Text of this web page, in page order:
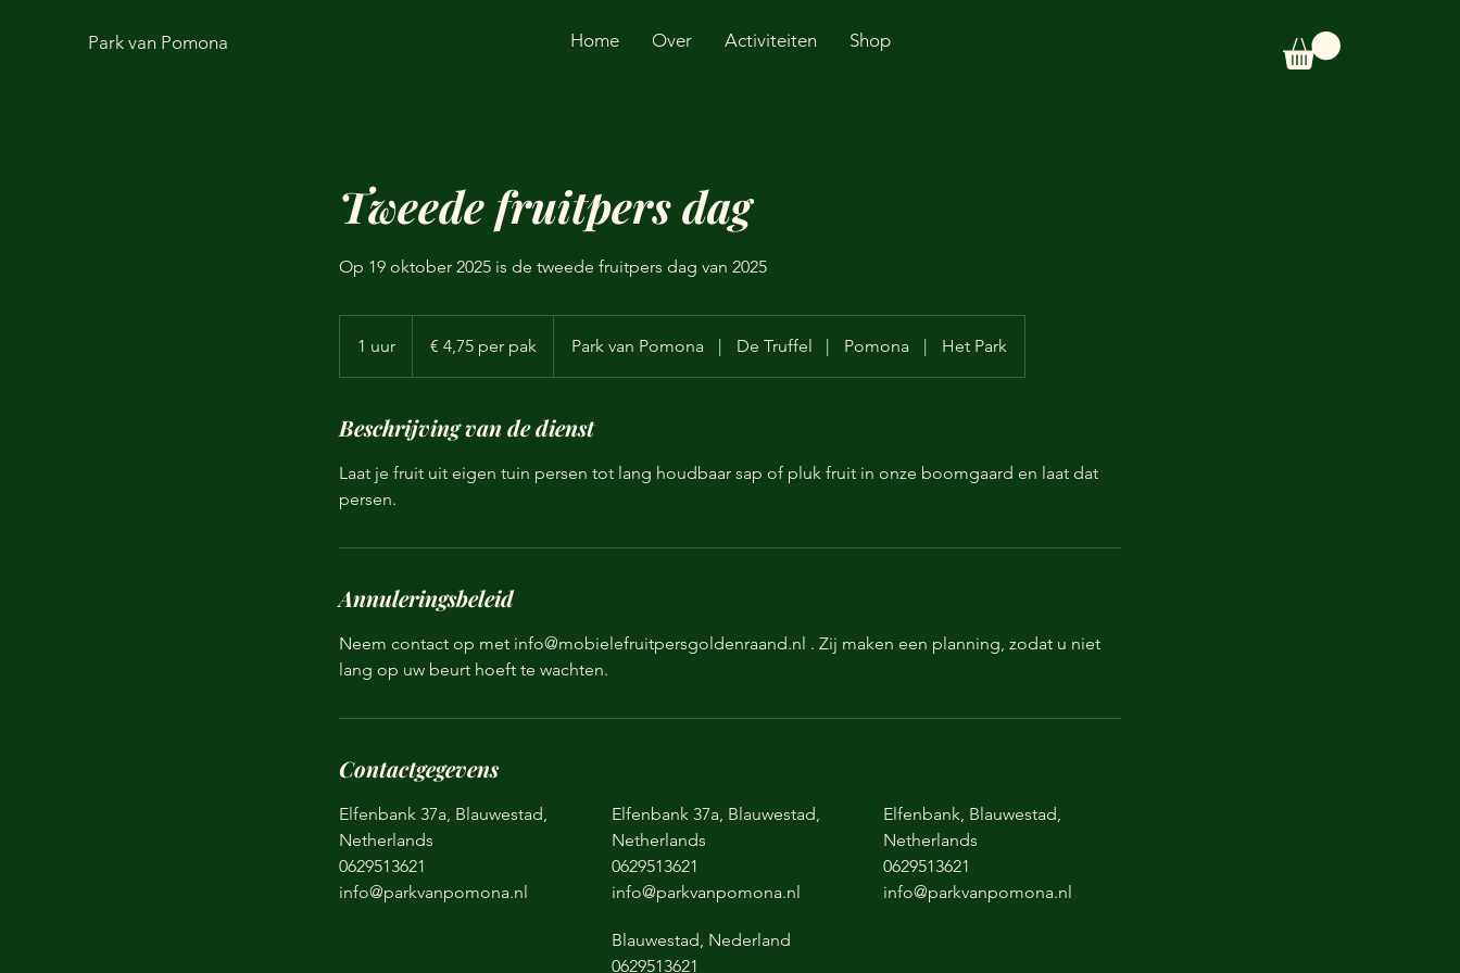
Park van Pomona Home Over Activiteiten Shop
Tweede fruitpers dag
Op 19 oktober 2025 is de tweede fruitpers dag van 2025
1 uur1
u
€ 4,75 per pak Park van Pomona De Truffel Pomona Het Park
Beschrijving van de dienst
Laat je fruit uit eigen tuin persen tot lang houdbaar sap of pluk fruit in onze boomgaard en laat dat
persen.
Annuleringsbeleid
Neem contact op met info@mobielefruitpersgoldenraand.nl . Zij maken een planning, zodat u niet
lang op uw beurt hoeft te wachten.
Contactgegevens
Elfenbank 37a, Blauwestad,
Netherlands
0629513621
info@parkvanpomona.nl
Elfenbank 37a, Blauwestad,
Netherlands
0629513621
info@parkvanpomona.nl
Elfenbank, Blauwestad,
Netherlands
0629513621
info@parkvanpomona.nl
Blauwestad, Nederland
0629513621